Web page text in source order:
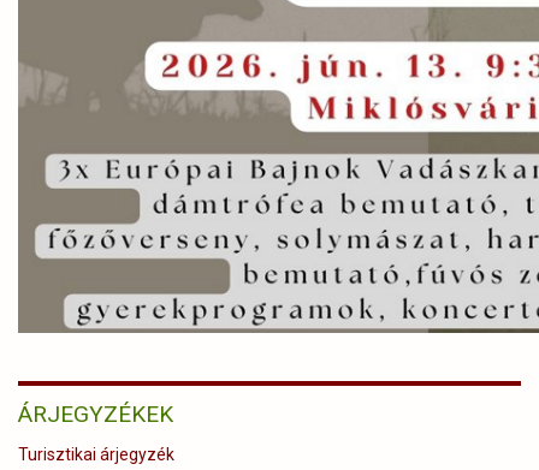
ÁRJEGYZÉKEK
Turisztikai árjegyzék